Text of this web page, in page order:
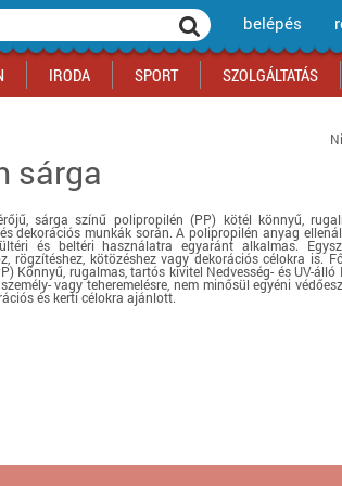
belépés
akciók
akciók
barkács, alkatrész
papír, írószer
Fűtés
Autó
Ingatlan
IRODA SPORT SZOLGÁLTATÁS
sárga
sárga színű polipropilén (PP) kötél könnyű,
dekorációs munkák során. A polipropilén anyag
és beltéri használatra egyaránt alkalmas.
rögzítéshez, kötözéshez vagy dekorációs célokra is.
Könnyű, rugalmas, tartós kivitel Nedvesség- és UV-
vagy teheremelésre, nem minősül egyéni
és kerti célokra ajánlott.